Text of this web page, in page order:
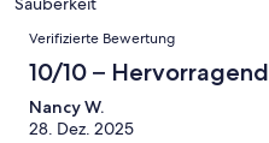
Hervorragend
Gut
von
Okay
Bewertung
Schlecht
haben
eine
Bewertung
Bewertungen
Verifizierte Bewertung
10/10 – Hervorragend
Nancy W.
28. Dez. 2025